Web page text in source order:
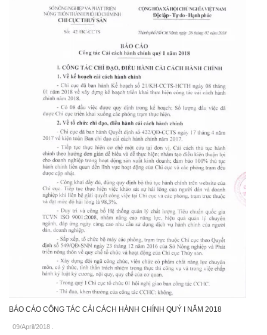
BÁO CÁO CÔNG TÁC CẢI CÁCH HÀNH CHÍNH QUÝ I NĂM 2018
09/April/2018